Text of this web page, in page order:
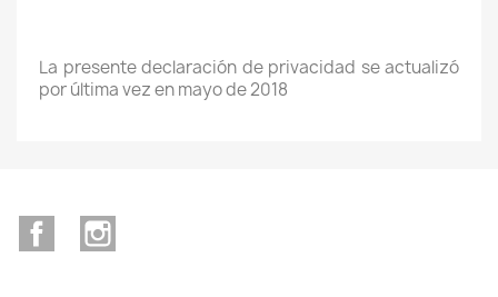
La presente declaración de privacidad se actualizó
por última vez en mayo de 2018
Facebook